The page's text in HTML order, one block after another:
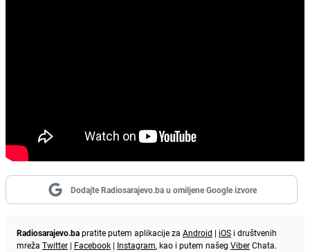
Dodajte Radiosarajevo.ba u omiljene Google izvore
Radiosarajevo.bapratite putem aplikacije za Android | iOS i društvenih
mreža Twitter | Facebook | Instagram, kao i putem našeg ViberChata.